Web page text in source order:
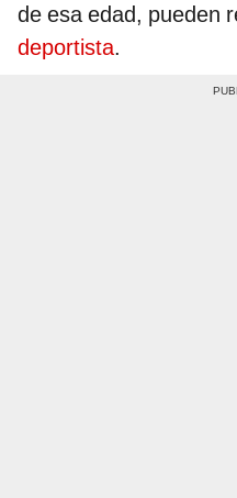
de esa edad, pueden
deportista.